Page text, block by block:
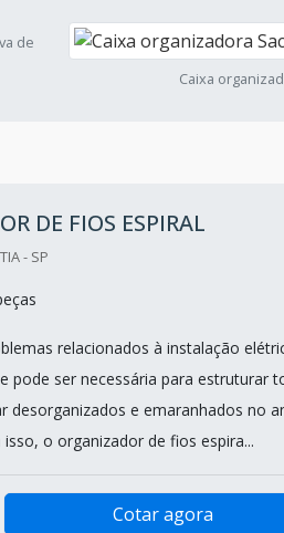
de
Caixa
DE FIOS ESPIRAL
- SP
relacionados à instalação
pode ser necessária para estruturar
desorganizados e emaranhados no
isso, o organizador de fios espira...
Cotar agora